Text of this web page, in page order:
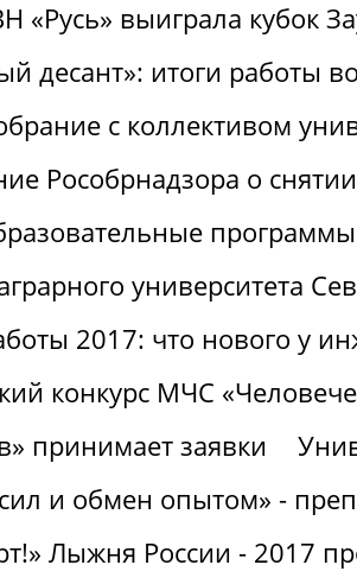
«Русь» выиграла кубок
десант»: итоги работы
с коллективом
Рособрнадзора о
университета
2017: что нового у
конкурс МЧС
принимает заявки
и обмен опытом» -
Лыжня России - 2017